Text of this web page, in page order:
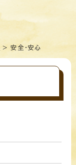
> 安全・安心